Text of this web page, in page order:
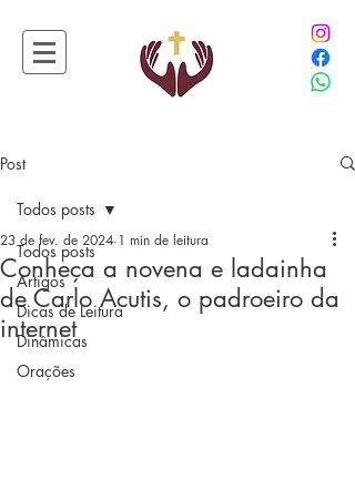
Post
Todos posts
Artigos
Dicas de Leitura
Dinâmicas
Orações
Todos posts
Conheça a novena e ladainha
de Carlo Acutis, o padroeiro da
internet
23 de fev. de 2024 1 min de leitura